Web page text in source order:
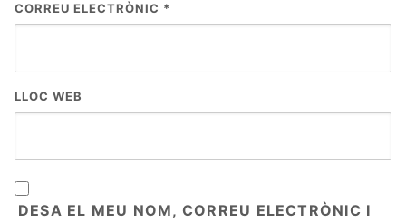
CORREU ELECTRÒNIC *
LLOC WEB
DESA EL MEU NOM, CORREU ELECTRÒNIC I